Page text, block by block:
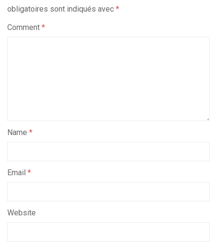
obligatoires sont indiqués avec *
Comment *
Name *
Email *
Website